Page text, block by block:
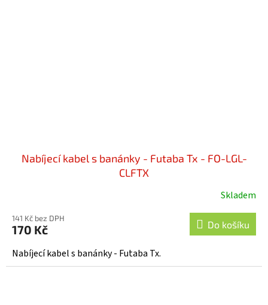
Nabíjecí kabel s banánky - Futaba Tx - FO-LGL-
CLFTX
Skladem
141 Kč bez DPH
170 Kč Do košíku
Nabíjecí kabel s banánky - Futaba Tx.